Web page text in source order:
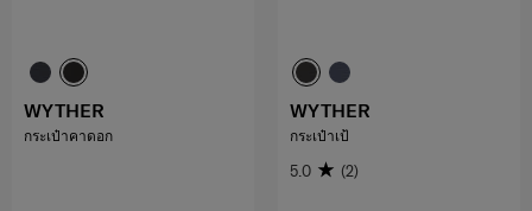
WYTHER
กระเป๋าคาดอก
WYTHER
กระเป๋าเป้
5.0 (2)